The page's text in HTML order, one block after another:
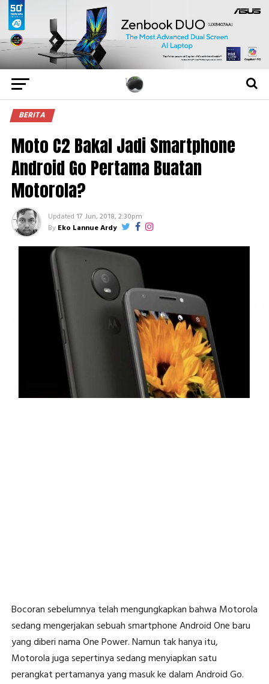
BERITA
Moto C2 Bakal Jadi Smartphone
Android Go Pertama Buatan
Motorola?
Updated 17 Jun, 2018, 2:30pm
By Eko Lannue Ardy
Bocoran sebelumnya telah mengungkapkan bahwa Motorola
sedang mengerjakan sebuah smartphone Android One baru
yang diberi nama One Power. Namun tak hanya itu,
Motorola juga sepertinya sedang menyiapkan satu
perangkat pertamanya yang masuk ke dalam Android Go.